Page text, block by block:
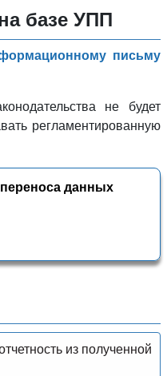
базе УПП
письму
не будет
регламентированную
данных
из полученной